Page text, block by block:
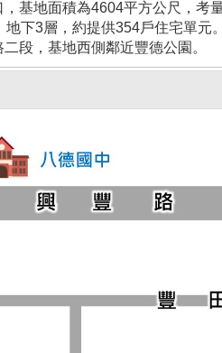
基地面積為4604平方公尺，考
下3層，約提供354戶住宅單元。
段，基地西側鄰近豐德公園。